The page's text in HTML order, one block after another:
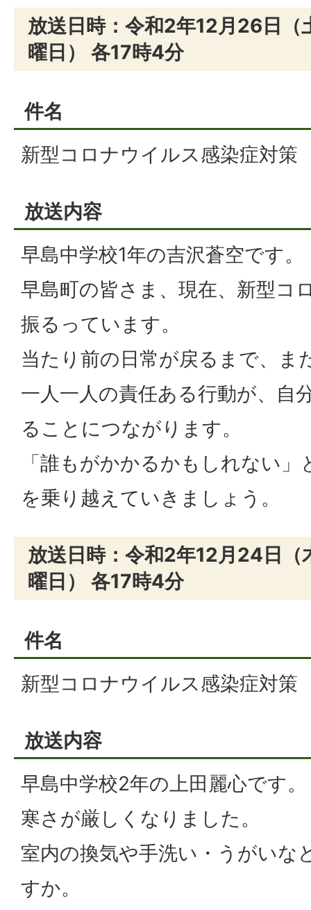
放送日時：令和2年12月26日（
曜日） 各17時4分
件名
新型コロナウイルス感染症対策
放送内容
早島中学校1年の吉沢蒼空です。
早島町の皆さま、現在、新型コ
振るっています。
当たり前の日常が戻るまで、ま
一人一人の責任ある行動が、自
ることにつながります。
「誰もがかかるかもしれない
を乗り越えていきましょう。
放送日時：令和2年12月24日（
曜日） 各17時4分
件名
新型コロナウイルス感染症対策
放送内容
早島中学校2年の上田麗心です。
寒さが厳しくなりました。
室内の換気や手洗い・うがいな
すか。